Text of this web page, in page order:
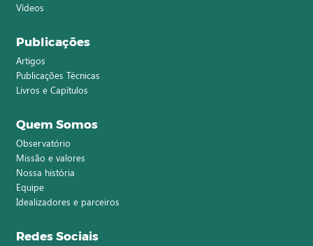
Vídeos
Publicações
Artigos
Publicações Técnicas
Livros e Capítulos
Quem Somos
Observatório
Missão e valores
Nossa história
Equipe
Idealizadores e parceiros
Redes Sociais